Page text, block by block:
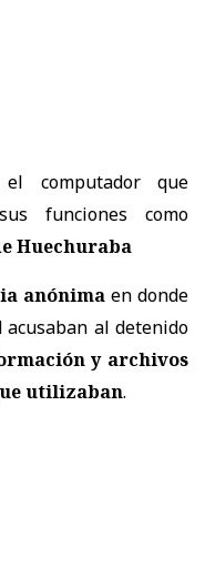
computador que
funciones como
Huechuraba
anónima en donde
al detenido
y archivos
utilizaban.